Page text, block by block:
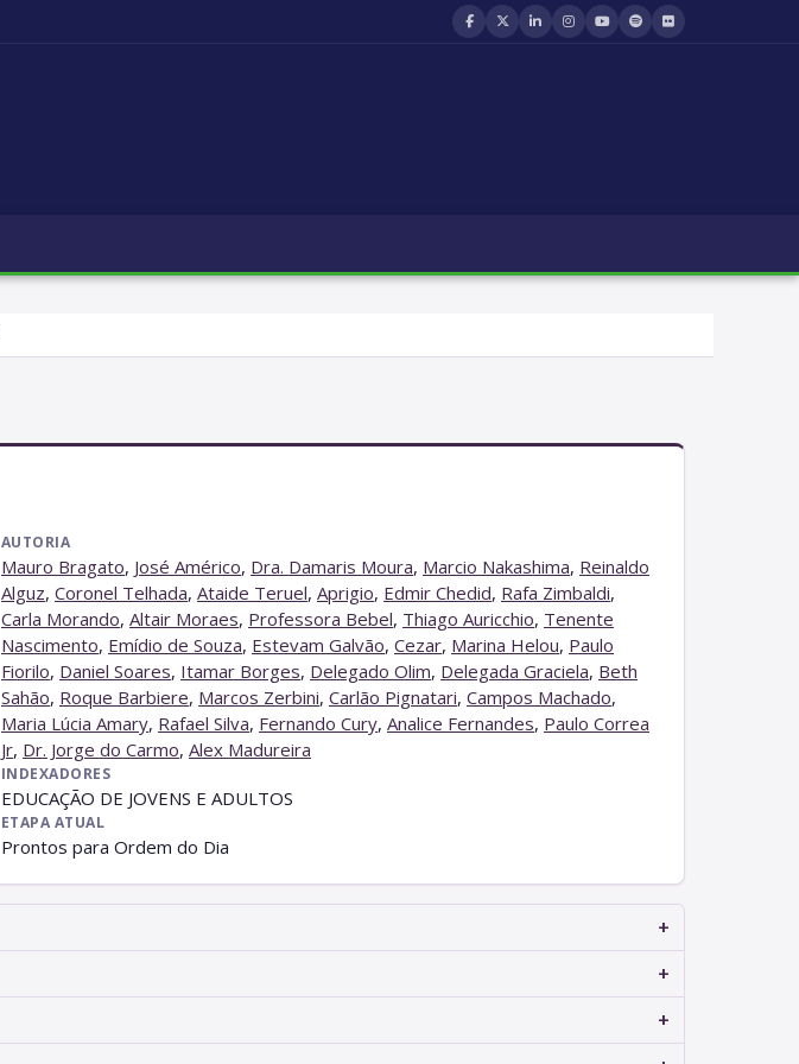
AUTORIA
Mauro Bragato, José Américo, Dra. Damaris Moura, Marcio Nakashima, Reinaldo
Alguz, Coronel Telhada, Ataide Teruel, Aprigio, Edmir Chedid, Rafa Zimbaldi,
Carla Morando, Altair Moraes, Professora Bebel, Thiago Auricchio, Tenente
Nascimento, Emídio de Souza, Estevam Galvão, Cezar, Marina Helou, Paulo
Fiorilo, Daniel Soares, Itamar Borges, Delegado Olim, Delegada Graciela, Beth
Sahão, Roque Barbiere, Marcos Zerbini, Carlão Pignatari, Campos Machado,
Maria Lúcia Amary, Rafael Silva, Fernando Cury, Analice Fernandes, Paulo Correa
Jr, Dr. Jorge do Carmo, Alex Madureira
INDEXADORES
EDUCAÇÃO DE JOVENS E ADULTOS
ETAPA ATUAL
Prontos para Ordem do Dia
+
+
+